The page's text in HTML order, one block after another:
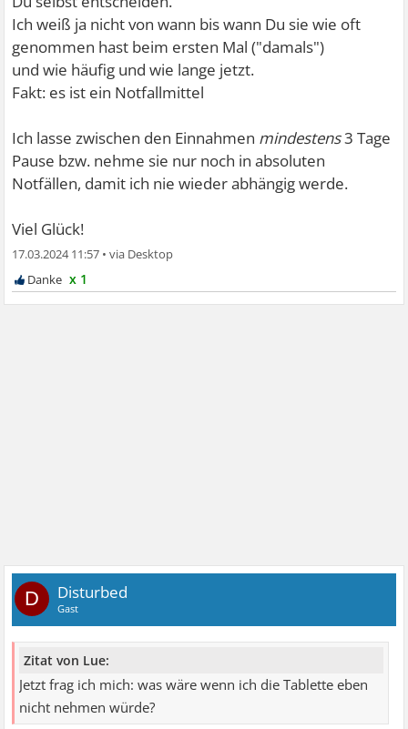
Ich weiß ja nicht von wann bis wann Du sie wie oft
genommen hast beim ersten Mal ("damals")
und wie häufig und wie lange jetzt.
Fakt: es ist ein Notfallmittel
Ich lasse zwischen den Einnahmen mindestens3 Tage
Pause bzw. nehme sie nur noch in absoluten
Notfällen, damit ich nie wieder abhängig werde.
Viel Glück!
17.03.2024 11:57 •
x 1
D Disturbed
Gast
Zitat von Lue:
Jetzt frag ich mich: was wäre wenn ich die Tablette eben
nicht nehmen würde?